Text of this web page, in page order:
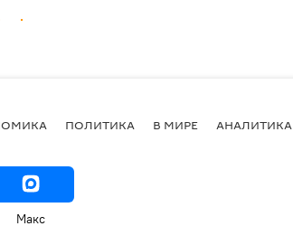
ПОЛИТИКА В МИРЕ АНАЛИТИКА
Макс